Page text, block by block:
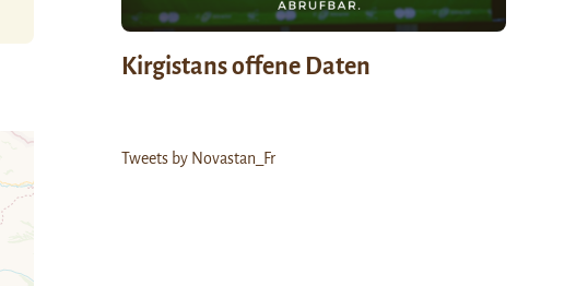
Kirgistans offene Daten
Tweets by Novastan_Fr